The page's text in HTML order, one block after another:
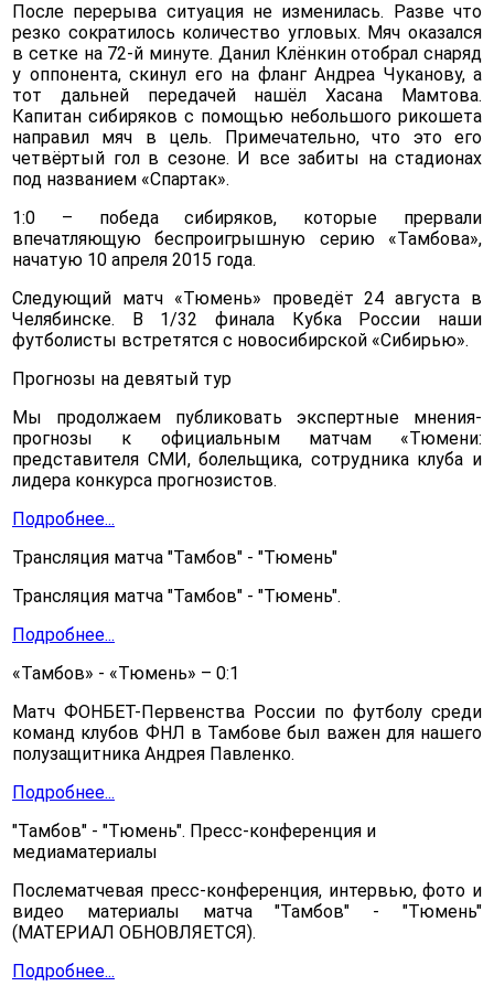
После перерыва ситуация не изменилась. Разве что
резко сократилось количество угловых. Мяч оказался
в сетке на 72-й минуте. Данил Клёнкин отобрал снаряд
у оппонента, скинул его на фланг Андреа Чуканову, а
тот дальней передачей нашёл Хасана Мамтова.
Капитан сибиряков с помощью небольшого рикошета
направил мяч в цель. Примечательно, что это его
четвёртый гол в сезоне. И все забиты на стадионах
под названием «Спартак».
1:0 – победа сибиряков, которые прервали
впечатляющую беспроигрышную серию «Тамбова»,
начатую 10 апреля 2015 года.
Следующий матч «Тюмень» проведёт 24 августа в
Челябинске. В 1/32 финала Кубка России наши
футболисты встретятся с новосибирской «Сибирью».
Прогнозы на девятый тур
Мы продолжаем публиковать экспертные мнения-
прогнозы к официальным матчам «Тюмени:
представителя СМИ, болельщика, сотрудника клуба и
лидера конкурса прогнозистов.
Подробнее...
Трансляция матча "Тамбов" - "Тюмень"
Трансляция матча "Тамбов" - "Тюмень".
Подробнее...
«Тамбов» - «Тюмень» – 0:1
Матч ФОНБЕТ-Первенства России по футболу среди
команд клубов ФНЛ в Тамбове был важен для нашего
полузащитника Андрея Павленко.
Подробнее...
"Тамбов" - "Тюмень". Пресс-конференция и
медиаматериалы
Послематчевая пресс-конференция, интервью, фото и
видео материалы матча "Тамбов" - "Тюмень"
(МАТЕРИАЛ ОБНОВЛЯЕТСЯ).
Подробнее...